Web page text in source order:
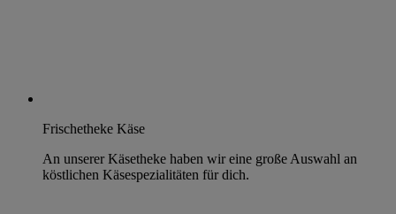
Frischetheke Käse
An unserer Käsetheke haben wir eine große Auswahl an
köstlichen Käsespezialitäten für dich.